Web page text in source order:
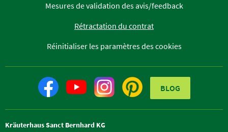
Mesures de validation des avis/feedback
Rétractation du contrat
Réinitialiser les paramètres des cookies
BLOG
Kräuterhaus Sanct Bernhard KG